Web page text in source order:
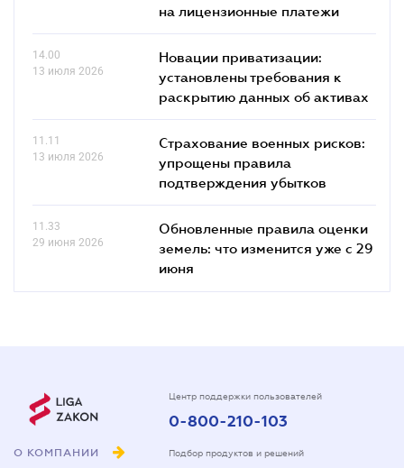
на лицензионные платежи
14.00
13 июля 2026
Новации приватизации:
установлены требования к
раскрытию данных об активах
11.11
13 июля 2026
Страхование военных рисков:
упрощены правила
подтверждения убытков
11.33
29 июня 2026
Обновленные правила оценки
земель: что изменится уже с 29
июня
О КОМПАНИИ
Центр поддержки пользователей
0-800-210-103
Подбор продуктов и решений